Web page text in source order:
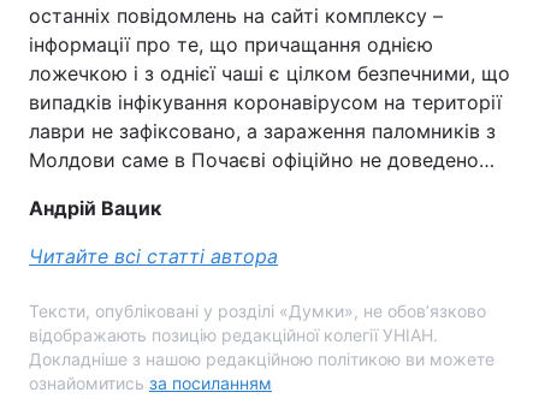
останніх повідомлень на сайті комплексу –
інформації про те, що причащання однією
ложечкою і з однієї чаші є цілком безпечними, що
випадків інфікування коронавірусом на території
лаври не зафіксовано, а зараження паломників з
Молдови саме в Почаєві офіційно не доведено…
Андрій Вацик
Читайте всі статті автора
Тексти, опубліковані у розділі «Думки», не обов’язково
відображають позицію редакційної колегії УНІАН.
Докладніше з нашою редакційною політикою ви можете
ознайомитись за посиланням